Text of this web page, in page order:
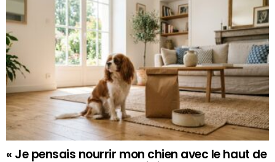
« Je pensais nourrir mon chien avec le haut de